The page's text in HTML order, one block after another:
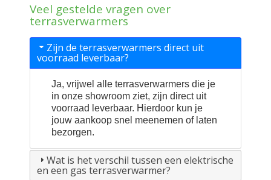
Veel gestelde vragen over
terrasverwarmers
Zijn de terrasverwarmers direct uit
voorraad leverbaar?
Ja, vrijwel alle terrasverwarmers die je
in onze showroom ziet, zijn direct uit
voorraad leverbaar. Hierdoor kun je
jouw aankoop snel meenemen of laten
bezorgen.
Wat is het verschil tussen een elektrische
en een gas terrasverwarmer?